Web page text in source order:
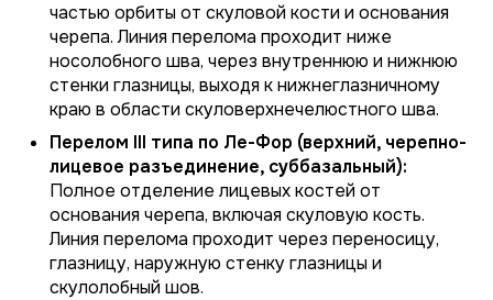
частью орбиты от скуловой кости и основания
черепа. Линия перелома проходит ниже
носолобного шва, через внутреннюю и нижнюю
стенки глазницы, выходя к нижнеглазничному
краю в области скуловерхнечелюстного шва.
Перелом III типа по Ле-Фор (верхний, черепно-
лицевое разъединение, суббазальный):
Полное отделение лицевых костей от
основания черепа, включая скуловую кость.
Линия перелома проходит через переносицу,
глазницу, наружную стенку глазницы и
скулолобный шов.